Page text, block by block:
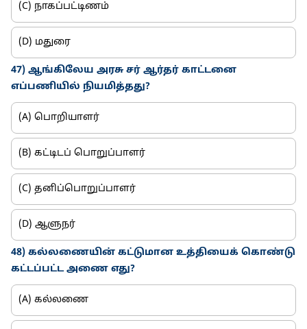
(C) நாகப்பட்டிணம்
(D) மதுரை
47) ஆங்கிலேய அரசு சர் ஆர்தர் காட்டனை
எப்பணியில் நியமித்தது?
(A) பொறியாளர்
(B) கட்டிடப் பொறுப்பாளர்
(C) தனிப்பொறுப்பாளர்
(D) ஆளுநர்
48) கல்லணையின் கட்டுமான உத்தியைக் கொண்டு
கட்டப்பட்ட அணை எது?
(A) கல்லணை